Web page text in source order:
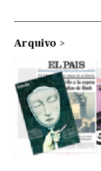
Arquivo